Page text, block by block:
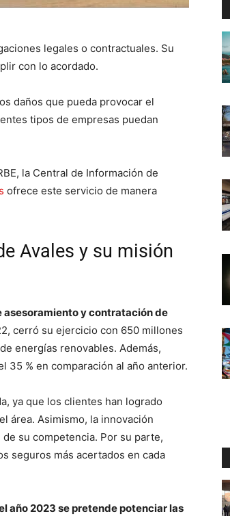
legales o contractuales. Su
con lo acordado.
daños que pueda provocar el
tipos de empresas puedan
la Central de Información de
ofrece este servicio de manera
Avales y su misión
asesoramiento y contratación de
cerró su ejercicio con 650 millones
energías renovables. Además,
35 % en comparación al año anterior.
ya que los clientes han logrado
área. Asimismo, la innovación
su competencia. Por su parte,
seguros más acertados en cada
año 2023 se pretende potenciar las